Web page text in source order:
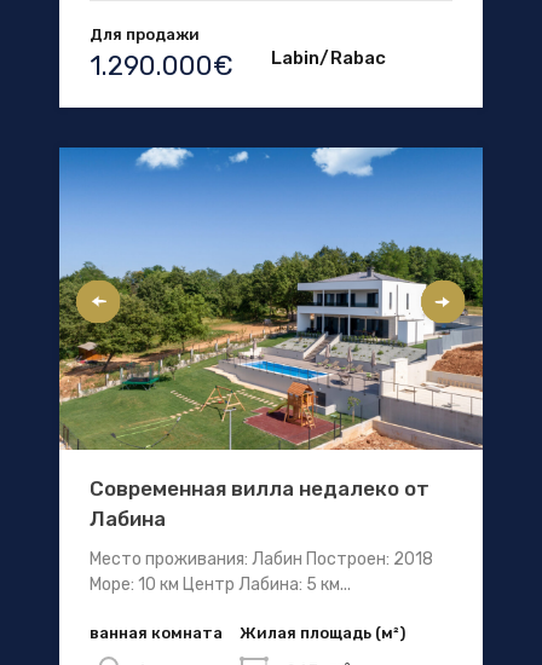
Для продажи
1.290.000€ Labin/Rabac
Современная вилла недалеко от
Лабина
Место проживания: Лабин Построен: 2018
Море: 10 км Центр Лабина: 5 км...
ванная комната Жилая площадь (м²)